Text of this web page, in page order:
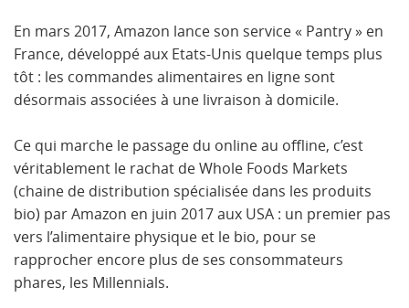
En mars 2017, Amazon lance son service « Pantry » en
France, développé aux Etats-Unis quelque temps plus
tôt : les commandes alimentaires en ligne sont
désormais associées à une livraison à domicile.
Ce qui marche le passage du online au offline, c’est
véritablement le rachat de Whole Foods Markets
(chaine de distribution spécialisée dans les produits
bio) par Amazon en juin 2017 aux USA : un premier pas
vers l’alimentaire physique et le bio, pour se
rapprocher encore plus de ses consommateurs
phares, les Millennials.